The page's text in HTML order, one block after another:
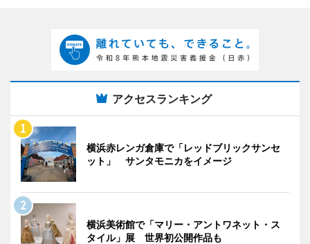
アクセスランキング
横浜赤レンガ倉庫で「レッドブリックサンセ
ット」 サンタモニカをイメージ
横浜美術館で「マリー・アントワネット・ス
タイル」展 世界初公開作品も